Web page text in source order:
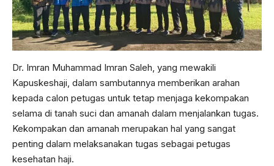
Dr. Imran Muhammad Imran Saleh, yang mewakili
Kapuskeshaji, dalam sambutannya memberikan arahan
kepada calon petugas untuk tetap menjaga kekompakan
selama di tanah suci dan amanah dalam menjalankan tugas.
Kekompakan dan amanah merupakan hal yang sangat
penting dalam melaksanakan tugas sebagai petugas
kesehatan haji.